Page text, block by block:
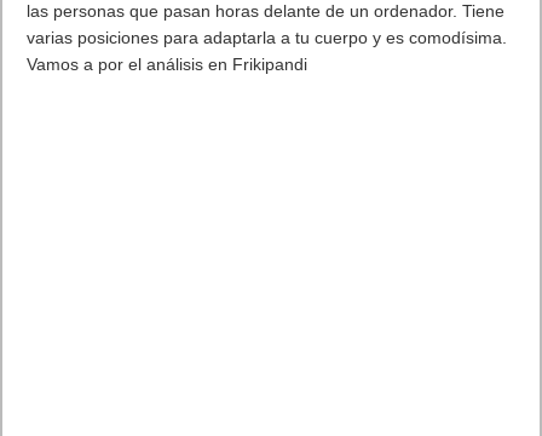
las personas que pasan horas delante de un ordenador. Tiene
varias posiciones para adaptarla a tu cuerpo y es comodísima.
Vamos a por el análisis en Frikipandi